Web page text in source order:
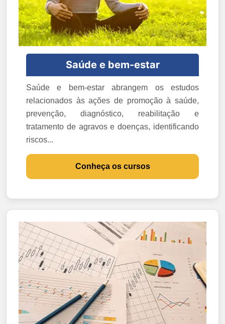
Saúde e bem-estar
Saúde e bem-estar abrangem os estudos
relacionados às ações de promoção à saúde,
prevenção, diagnóstico, reabilitação e
tratamento de agravos e doenças, identificando
riscos...
Conheça os cursos